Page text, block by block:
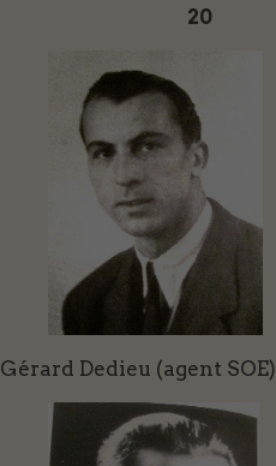
20
Gérard Dedieu (agent SOE)